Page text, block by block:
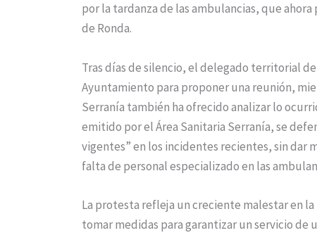
por la tardanza de las ambulancias, que
de Ronda.
Tras días de silencio, el delegado territorial
Ayuntamiento para proponer una reunión,
Serranía también ha ofrecido analizar lo
emitido por el Área Sanitaria Serranía, se
vigentes” en los incidentes recientes, sin dar
falta de personal especializado en las
La protesta refleja un creciente malestar en
tomar medidas para garantizar un servicio de